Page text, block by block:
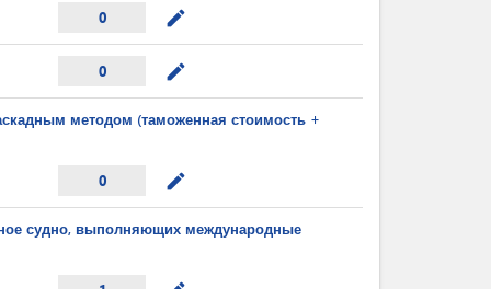
0 mode_edit
0 mode_edit
методом (таможенная стоимость +
0 mode_edit
судно, выполняющих международные